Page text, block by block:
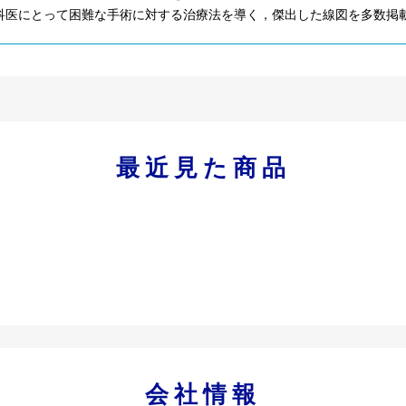
医にとって困難な手術に対する治療法を導く，傑出した線図を多数掲
最近見た商品
会社情報